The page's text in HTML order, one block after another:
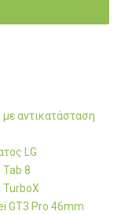
αντικατάσταση
LG
Tab 8
TurboX
GT3 Pro 46mm